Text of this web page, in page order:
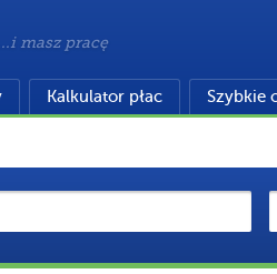
masz pracę
Kalkulator płac Szybkie